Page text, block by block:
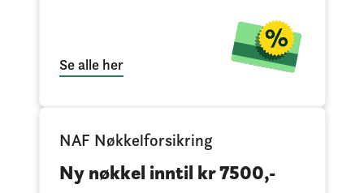
Se alle her
NAF Nøkkelforsikring
Ny nøkkel inntil kr 7500,-